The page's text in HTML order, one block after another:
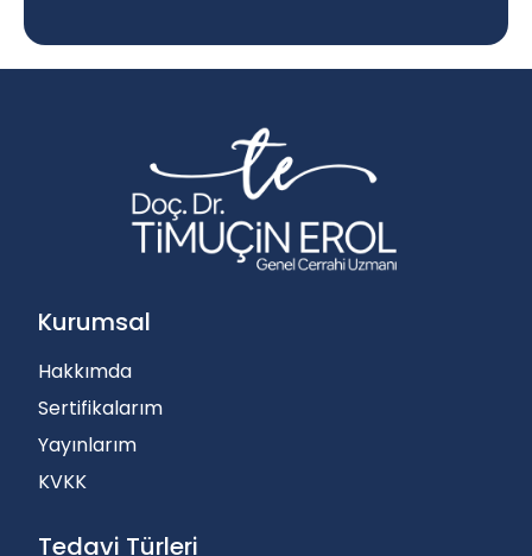
Kurumsal
Hakkımda
Sertifikalarım
Yayınlarım
KVKK
Tedavi Türleri